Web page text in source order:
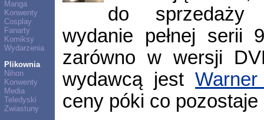
Manga
Konwenty
Cosplay
Fanarty
Komiksy
Wydarzenia
Plikownia
Nihon
Konwenty
Media
Teledyski
Zwiastuny
do sprzedaży
wydanie pełnej serii
zarówno w wersji
wydawcą jest
ceny póki co